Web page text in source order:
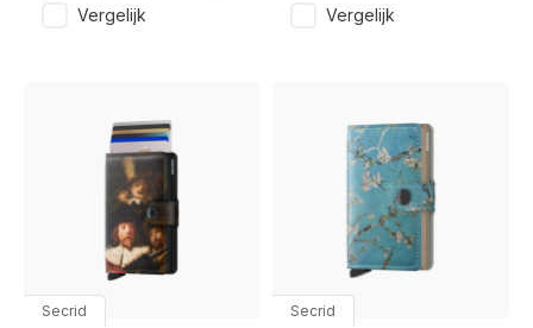
Vergelijk Vergelijk
Secrid Secrid